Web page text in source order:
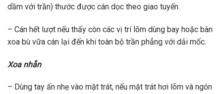
dầm với trần) thước được cán dọc theo giao tuyến.
– Cán hết lượt nếu thấy còn các vị trí lõm dùng bay hoặc bàn
xoa bù vữa cán lại đến khi toàn bộ trần phẳng với dải mốc.
Xoa nhẵn
– Dùng tay ấn nhẹ vào mặt trát, nếu mặt trát hơi lõm và ngón